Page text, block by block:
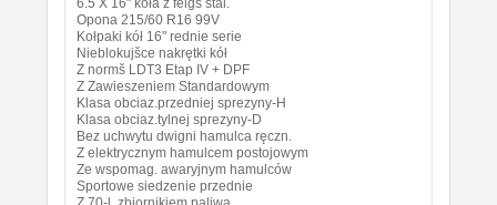
6.5 X 16" koła z felgš stal.
Opona 215/60 R16 99V
Kołpaki kół 16" rednie serie
Nieblokujšce nakrętki kół
Z normš LDT3 Etap IV + DPF
Z Zawieszeniem Standardowym
Klasa obciaz.przedniej sprezyny-H
Klasa obciaz.tylnej sprezyny-D
Bez uchwytu dwigni hamulca ręczn.
Z elektrycznym hamulcem postojowym
Ze wspomag. awaryjnym hamulców
Sportowe siedzenie przednie